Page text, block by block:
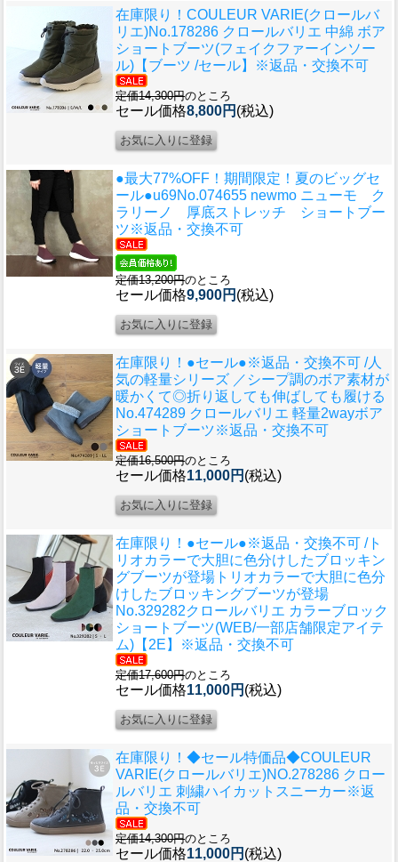
在庫限り！ COULEUR VARIE(クロールバ
リエ)No.178286 クロールバリエ 中綿 ボア
ショートブーツ(フェイクファーインソー
ル)【ブーツ /セール】※返品・交換不可
定価14,300円のところ
セール価格8,800円 (税込)
●最大77%OFF！期間限定！夏のビッグセ
ール●u69No.074655 newmo ニューモ ク
ラリーノ 厚底ストレッチ ショートブー
ツ※返品・交換不可
定価13,200円のところ
セール価格9,900円 (税込)
在庫限り！●セール●※返品・交換不可 /人
気の軽量シリーズ ／シープ調のボア素材が
暖かくて◎折り返しても伸ばしても履ける
No.474289 クロールバリエ 軽量2wayボア
ショートブーツ※返品・交換不可
定価16,500円のところ
セール価格11,000円 (税込)
在庫限り！●セール●※返品・交換不可 /ト
リオカラーで大胆に色分けしたブロッキン
グブーツが登場 トリオカラーで大胆に色分
けしたブロッキングブーツが登場
No.329282クロールバリエ カラーブロック
ショートブーツ(WEB/一部店舗限定アイテ
ム)【2E】※返品・交換不可
定価17,600円のところ
セール価格11,000円 (税込)
在庫限り！◆セール特価品◆COULEUR
VARIE(クロールバリエ)NO.278286 クロー
ルバリエ 刺繍ハイカットスニーカー※返
品・交換不可
定価14,300円のところ
セール価格11,000円 (税込)